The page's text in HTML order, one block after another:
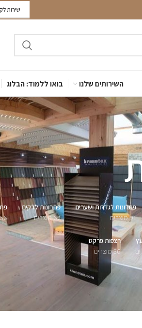
שירות
השירותים שלנו בואו ללמוד: הבלוג
פתרונות לגדרות ושערים
91 מוצרים
פתרונות לדקים
62 מוצרים
56 מוצרים
רצפות פרקט
36 מוצרים